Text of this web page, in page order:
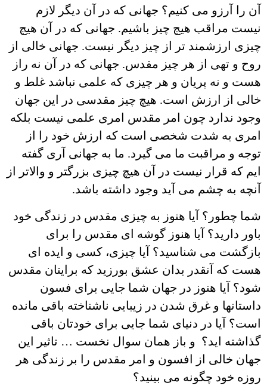
آن را آرزو می کنیم؟ جهانی که در آن دیگر لازم
نیست مراقب هیچ چیز باشیم. جهانی که در آن هیچ
چیزی ارزشمند تر از چیز دیگر نیست. جهانی خالی از
روح و تهی از هر چیز مقدس. جهانی که در آن نه راز
هست و نه پریان و هر چیزی که علمی نباشد غلط و
خالی از ارزش است. هیچ چیز مقدسی در این جهان
وجود ندارد چون امر مقدس امری علمی نیست بلکه
امری به شدت شخصی است که ارزش خود را از
توجه و مراقبت ما می گیرد. ما به جهانی آری گفته
ایم که قرار نیست در آن هیچ چیزی بزرگتر و والاتر از
آنچه به چشم می آید وجود داشته باشد.
شما چطور؟ آیا هنوز به چیزی مقدس در زندگی خود
باور دارید؟ آیا هنوز گوشه ای مقدس را برای
بازگشت می شناسید؟ آیا چیزی، کسی و ایده ای
هست که آنقدر بدان عشق بورزید که برایتان مقدس
شود؟ آیا هنوز در جهان شما جایی برای فسون
داستانها و غرق شدن در زیبایی ناشناخته باقی مانده
است؟ آیا در دنیای شما جایی برای خودتان باقی
گذاشته اید؟ و باز همان سوال نخست … تاثیر این
جهان خالی از افسون و امر مقدس را بر زندگی هر
روزه خود چگونه می بینید؟